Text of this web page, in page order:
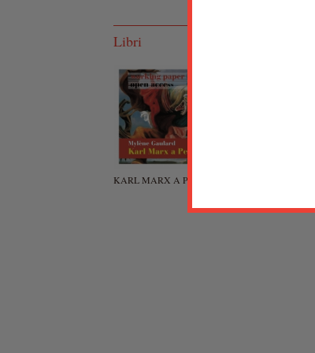
Libri
KARL MARX A PECHINO